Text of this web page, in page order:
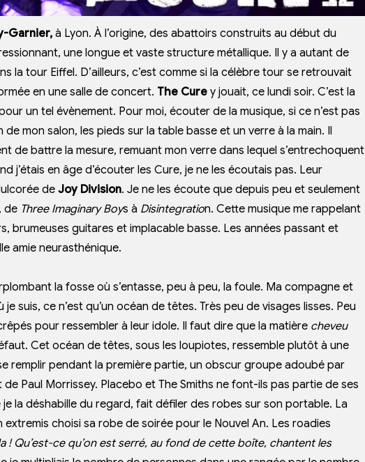
Garnier, à Lyon. À l’origine, des abattoirs construits au début du
une longue et vaste structure métallique. Il y a autant de
la tour Eiffel. D’ailleurs, c’est comme si la célèbre tour se retrouvait
en une salle de concert. The Cure y jouait, ce lundi soir. C’est la
un tel évènement. Pour moi, écouter de la musique, si ce n’est pas
de mon salon, les pieds sur la table basse et un verre à la main. Il
de battre la mesure, remuant mon verre dans lequel s’entrechoquent
j’étais en âge d’écouter les Cure, je ne les écoutais pas. Leur
de Joy Division. Je ne les écoute que depuis peu et seulement
de Three Imaginary Boys à Disintegration. Cette musique me rappelant
brumeuses guitares et implacable basse. Les années passant et
amie neurasthénique.
la fosse où s’entasse, peu à peu, la foule. Ma compagne et
je suis, ce n’est qu’un océan de têtes. Très peu de visages lisses. Peu
pour ressembler à leur idole. Il faut dire que la matière cheveu
Cet océan de têtes, sous les loupiotes, ressemble plutôt à une
remplir pendant la première partie, un obscur groupe adoubé par
de Paul Morrissey. Placebo et The Smiths ne font-ils pas partie de ses
la déshabille du regard, fait défiler des robes sur son portable. La
choisi sa robe de soirée pour le Nouvel An. Les roadies
! Qu’est-ce qu’on est serré, au fond de cette boîte, chantent les